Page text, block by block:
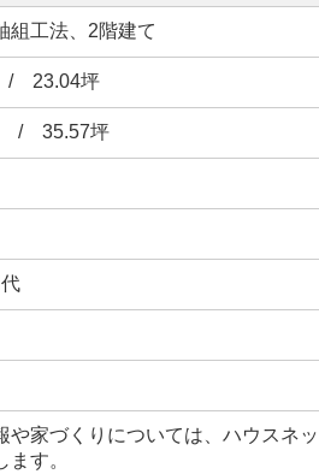
組工法、2階建て
/ 23.04坪
/ 35.57坪
や家づくりについては、ハウスネ
ます。